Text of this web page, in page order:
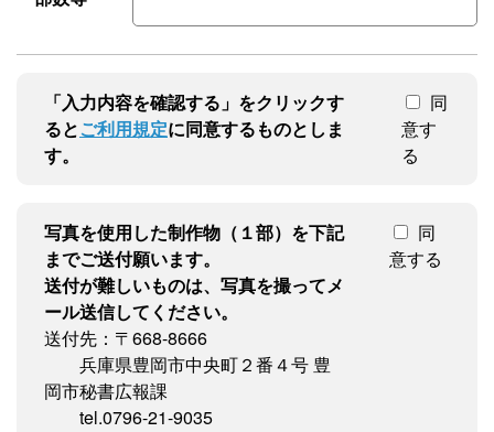
「入力内容を確認する」をクリックす
るとご利用規定に同意するものとしま
す。
同
意す
る
写真を使用した制作物（１部）を下記
までご送付願います。
送付が難しいものは、写真を撮ってメ
ール送信してください。
送付先：〒668-8666
兵庫県豊岡市中央町２番４号 豊
岡市秘書広報課
tel.0796-21-9035
同
意する